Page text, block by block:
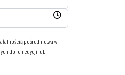
pośrednictwa w
do ich edycji lub